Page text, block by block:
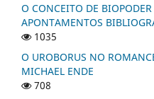
O CONCEITO DE
APONTAMENTOS
1035
O UROBORUS NO
MICHAEL ENDE
708